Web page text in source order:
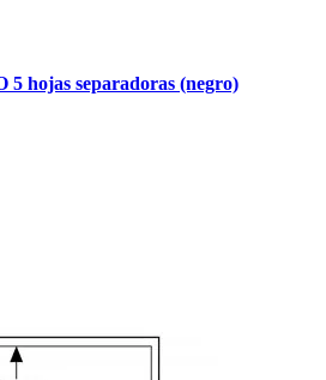
hojas separadoras (negro)